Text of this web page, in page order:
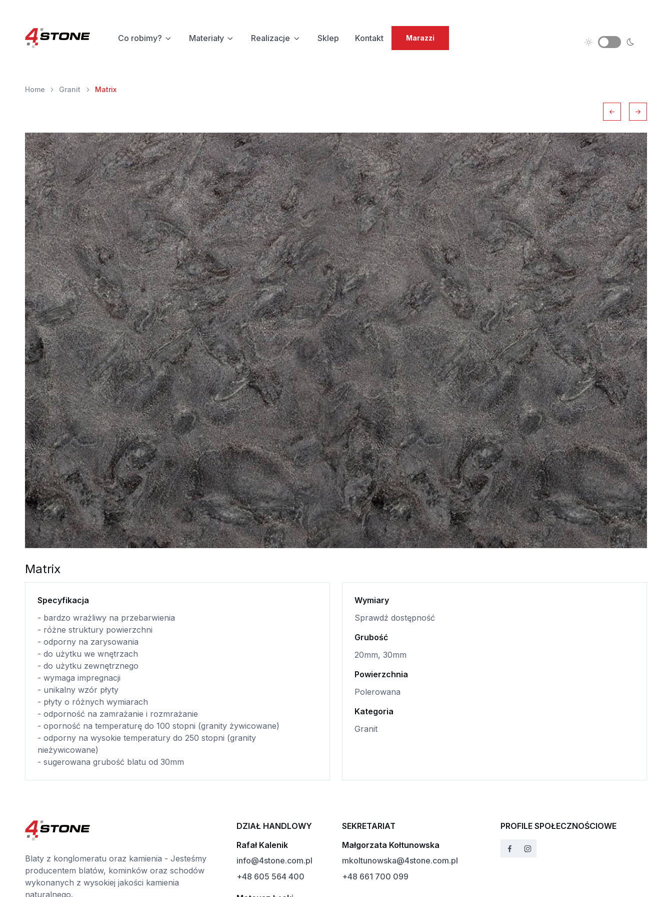
Co robimy? Materiały Realizacje Sklep Kontakt Marazzi
Home Granit Matrix
Matrix
Specyfikacja
- bardzo wrażliwy na przebarwienia
- różne struktury powierzchni
- odporny na zarysowania
- do użytku we wnętrzach
- do użytku zewnętrznego
- wymaga impregnacji
- unikalny wzór płyty
- płyty o różnych wymiarach
- odporność na zamrażanie i rozmrażanie
- oporność na temperaturę do 100 stopni (granity żywicowane)
- odporny na wysokie temperatury do 250 stopni (granity
nieżywicowane)
- sugerowana grubość blatu od 30mm
Wymiary
Sprawdź dostępność
Grubość
20mm, 30mm
Powierzchnia
Polerowana
Kategoria
Granit
Blaty z konglomeratu oraz kamienia - Jesteśmy
producentem blatów, kominków oraz schodów
wykonanych z wysokiej jakości kamienia
naturalnego.
DZIAŁ HANDLOWY
Rafał Kalenik
info@4stone.com.pl
+48 605 564 400
SEKRETARIAT
Małgorzata Kołtunowska
mkoltunowska@4stone.com.pl
+48 661 700 099
PROFILE SPOŁECZNOŚCIOWE